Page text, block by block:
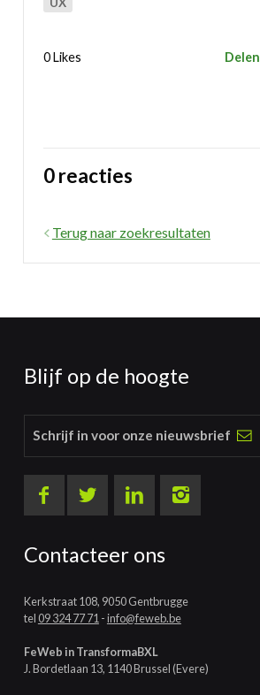
0 Likes Delen
0 reacties
Terug naar zoekresultaten
Blijf op de hoogte
Schrijf in voor onze nieuwsbrief
Contacteer ons
Kerkstraat 108, 9050 Gentbrugge
tel09 324 77 71 -info@feweb.be
FeWeb in TransformaBXL
J. Bordetlaan 13, 1140 Brussel (Evere)